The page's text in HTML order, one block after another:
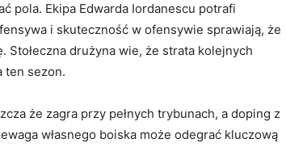
pola. Ekipa Edwarda Iordanescu potrafi
i skuteczność w ofensywie sprawiają, że
Stołeczna drużyna wie, że strata kolejnych
ten sezon.
że zagra przy pełnych trybunach, a doping z
własnego boiska może odegrać kluczową